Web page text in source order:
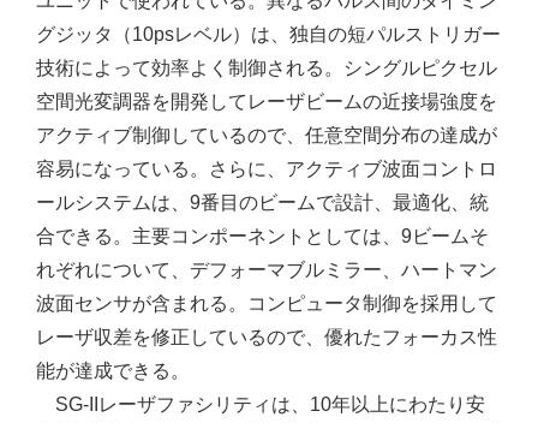
グジッタ（10psレベル）は、独自の短パルストリガー
技術によって効率よく制御される。シングルピクセル
空間光変調器を開発してレーザビームの近接場強度を
アクティブ制御しているので、任意空間分布の達成が
容易になっている。さらに、アクティブ波面コントロ
ールシステムは、9番目のビームで設計、最適化、統
合できる。主要コンポーネントとしては、9ビームそ
れぞれについて、デフォーマブルミラー、ハートマン
波面センサが含まれる。コンピュータ制御を採用して
レーザ収差を修正しているので、優れたフォーカス性
能が達成できる。
SG-IIレーザファシリティは、10年以上にわたり安